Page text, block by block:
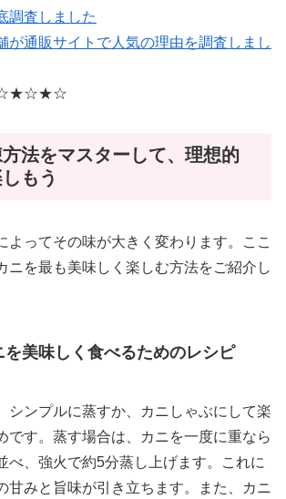
調査しました
が通販サイトで人気の理由を調査しまし
法をマスターして、理想的
もう
よってその味が大きく変わります。ここ
ニを最も美味しく楽しむ方法をご紹介し
を美味しく食べるためのレシピ
シンプルに蒸すか、カニしゃぶにして楽
です。蒸す場合は、カニを一度に重なら
べ、強火で約5分蒸し上げます。これに
甘みと旨味が引き立ちます。また、カニ